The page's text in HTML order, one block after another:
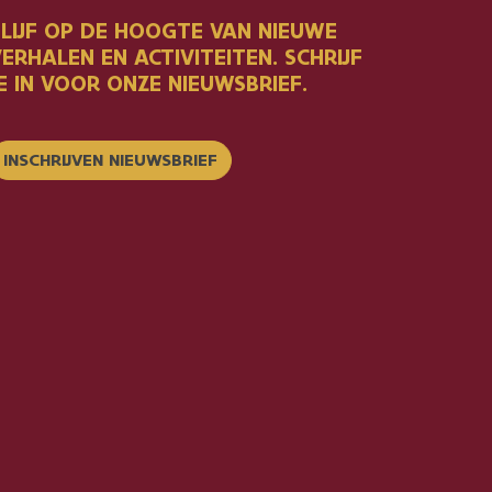
OP DE HOOGTE VAN NIEUWE
EN ACTIVITEITEN. SCHRIJF
IN VOOR ONZE NIEUWSBRIEF.
INSCHRIJVEN NIEUWSBRIEF